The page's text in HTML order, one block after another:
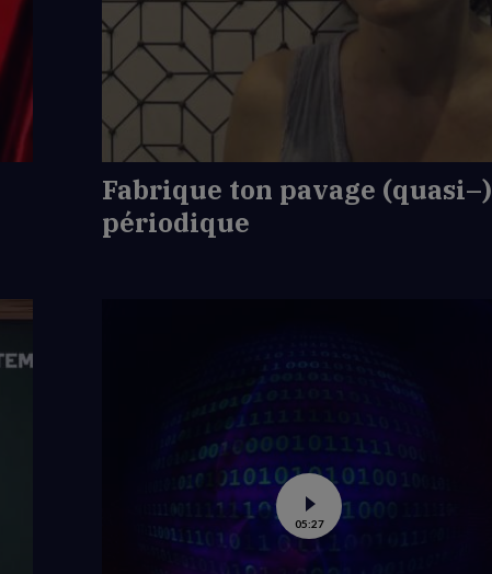
de
Fabrique
ton
pavage
Fabrique ton pavage (quasi–)
périodique
Voir
la
vidéo
de
05:27